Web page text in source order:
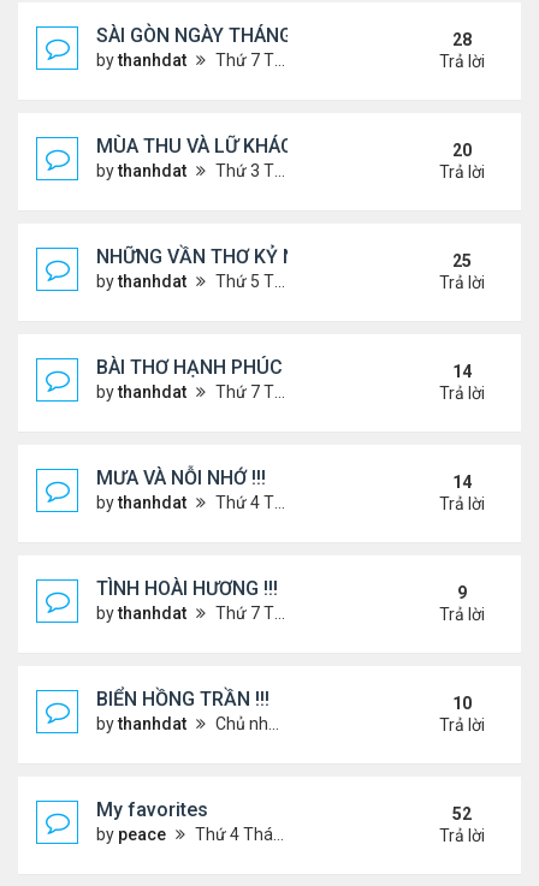
SÀI GÒN NGÀY THÁNG CŨ
bythanhdat Thứ 7 Tháng 6 29, 2024 9:26 am
28
Trả lời
MÙA THU VÀ LỮ KHÁCH !!!
bythanhdat Thứ 3 Tháng 9 10, 2024 1:52 pm
20
Trả lời
NHỮNG VẦN THƠ KỶ NIỆM !!!
bythanhdat Thứ 5 Tháng 7 18, 2024 9:14 am
25
Trả lời
BÀI THƠ HẠNH PHÚC !!!
bythanhdat Thứ 7 Tháng 7 20, 2024 2:25 pm
14
Trả lời
MƯA VÀ NỖI NHỚ !!!
bythanhdat Thứ 4 Tháng 7 10, 2024 8:41 am
14
Trả lời
TÌNH HOÀI HƯƠNG !!!
bythanhdat Thứ 7 Tháng 2 22, 2025 1:32 pm
9
Trả lời
BIỂN HỒNG TRẦN !!!
bythanhdat Chủ nhật Tháng 10 27, 2024 2:17 pm
10
Trả lời
My favorites
by peace Thứ 4 Tháng 9 04, 2024 12:11 pm
52
Trả lời